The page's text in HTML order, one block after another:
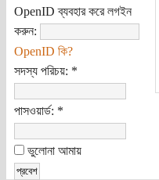
OpenID ব্যবহার করে লগইন
করুন:
OpenID কি?
সদস্য পরিচয়: *
পাসওয়ার্ড: *
ভুলোনা আমায়